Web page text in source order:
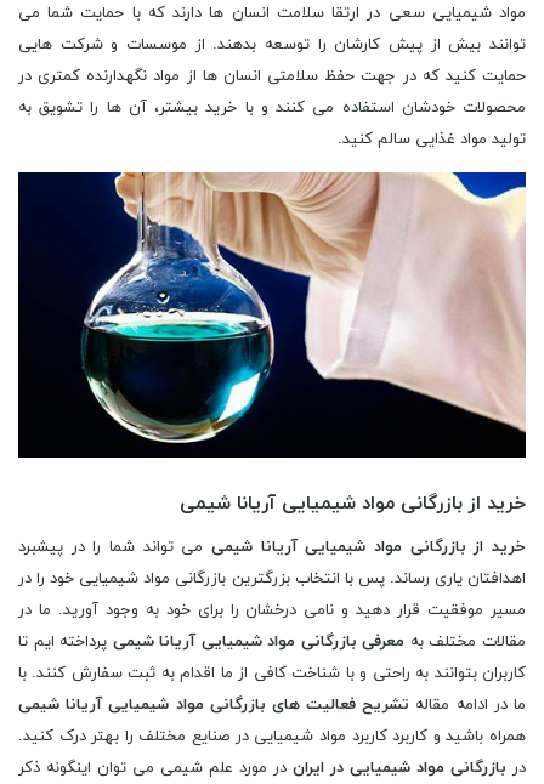
خرید از بازرگانی مواد شیمیایی آریانا شیمی
خرید از بازرگانی مواد شیمیایی آریانا شیمی می تواند شما را در پیشبرد
اهدافتان یاری رساند. پس با انتخاب بزرگترین بازرگانی مواد شیمیایی خود را در
مسیر موفقیت قرار دهید و نامی درخشان را برای خود به وجود آورید. ما در
مقالات مختلف به معرفی بازرگانی مواد شیمیایی آریانا شیمی پرداخته ایم تا
کاربران بتوانند به راحتی و با شناخت کافی از ما اقدام به ثبت سفارش کنند. با
ما در ادامه مقاله تشریح فعالیت های بازرگانی مواد شیمیایی آریانا شیمی
همراه باشید و کاربرد کاربرد مواد شیمیایی در صنایع مختلف را بهتر درک کنید.
در بازرگانی مواد شیمیایی در ایران در مورد علم شیمی می توان اینگونه ذکر